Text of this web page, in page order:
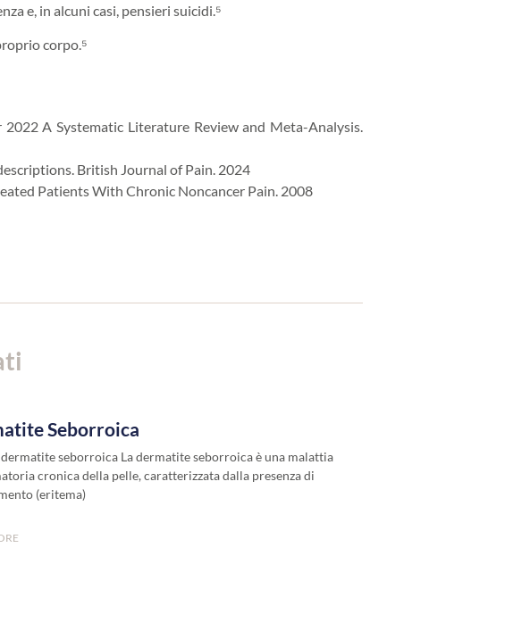
e, in alcuni casi, pensieri suicidi.⁵
corpo.⁵
A Systematic Literature Review and Meta-Analysis.
British Journal of Pain. 2024
Patients With Chronic Noncancer Pain. 2008
Seborroica
dermatite seborroica La dermatite seborroica è una malattia
cronica della pelle, caratterizzata dalla presenza di
(eritema)